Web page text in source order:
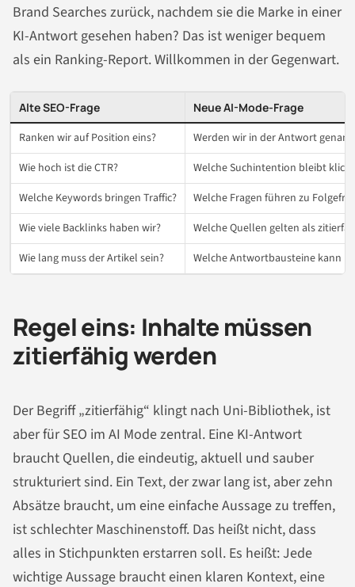
Brand Searches zurück, nachdem sie die Marke in einer
KI-Antwort gesehen haben? Das ist weniger bequem
als ein Ranking-Report. Willkommen in der Gegenwart.
Alte SEO-Frage Neue AI-Mode-Frage
Ranken wir auf Position eins?
Werden wir in der Antwort
Wie hoch ist die CTR?
Welche Suchintention bleibt
Welche Keywords bringen Traffic?
Welche Fragen führen zu
Wie viele Backlinks haben wir?
Welche Quellen gelten als
Wie lang muss der Artikel sein?
Welche Antwortbausteine kann
Regel eins: Inhalte müssen
zitierfähig werden
Der Begriff „zitierfähig“ klingt nach Uni-Bibliothek, ist
aber für SEO im AI Mode zentral. Eine KI-Antwort
braucht Quellen, die eindeutig, aktuell und sauber
strukturiert sind. Ein Text, der zwar lang ist, aber zehn
Absätze braucht, um eine einfache Aussage zu treffen,
ist schlechter Maschinenstoff. Das heißt nicht, dass
alles in Stichpunkten erstarren soll. Es heißt: Jede
wichtige Aussage braucht einen klaren Kontext, eine